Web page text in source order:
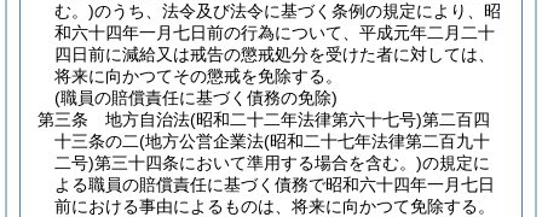
む。)のうち、法令及び法令に基づく条例の規定により、昭
和六十四年一月七日前の行為について、平成元年二月二十
四日前に減給又は戒告の懲戒処分を受けた者に対しては、
将来に向かつてその懲戒を免除する。
(職員の賠償責任に基づく債務の免除)
第三条
地方自治法(昭和二十二年法律第六十七号)第二百四
十三条の二(地方公営企業法(昭和二十七年法律第二百九十
二号)第三十四条において準用する場合を含む。)の規定に
よる職員の賠償責任に基づく債務で昭和六十四年一月七日
前における事由によるものは、将来に向かつて免除する。